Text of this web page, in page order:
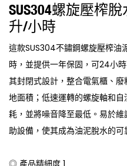
SUS304螺旋壓榨
升/小時
這款SUS304不鏽鋼螺旋壓榨
時，並提供一年保固，可24小
其封閉式設計，整合電氣櫃、
地面積；低速運轉的螺旋軸和
耗，並將噪音降至最低。易於
助設備，使其成為油泥脫水的可